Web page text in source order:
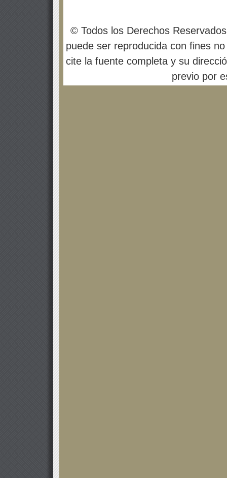
© Todos los Derechos
puede ser reproducida con fines
cite la fuente completa y su
previo por